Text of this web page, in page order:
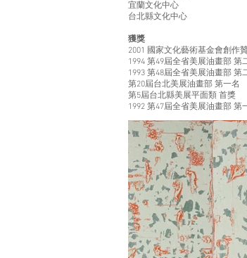
宜蘭文化中心
台北縣文化中心
獲獎
2001 國家文化藝術基金會創作
1994 第49屆全省美展油畫部 第
1993 第48屆全省美展油畫部 第
第20屆台北美展油畫部 第一名
第5屆台北縣美展平面類 首獎
1992 第47屆全省美展油畫部 第